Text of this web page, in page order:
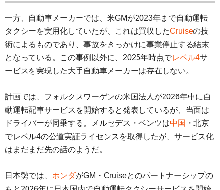
一方、自動車メーカーでは、米GMが2023年まで自動運転
タクシーを実用化していたが、これは買収したCruiseの技
術によるものであり、事故をきっかけに事業停止する結末
となっている。この事例以外に、2025年時点でレベル4サ
ービスを実現した大手自動車メーカーは存在しない。
計画では、フォルクスワーゲンの米国法人が2026年中に自
動運転配車サービスを開始すると発表しているが、当面は
ドライバーが同乗する。メルセデス・ベンツは中国 ・北京
でレベル4の公道実証ライセンスを取得したが、サービス化
はまだまだ先の話のようだ。
日本勢では、 ホンダがGM・Cruiseとのパートナーシップの